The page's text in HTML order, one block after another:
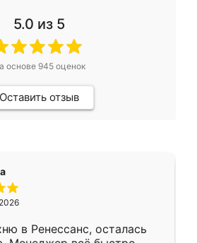
5.0 из 5
основе 945оценок
Оставить отзыв
в Ренессанс, осталась